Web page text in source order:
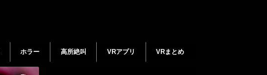
ホラー 高所絶叫 VRアプリ VRまとめ